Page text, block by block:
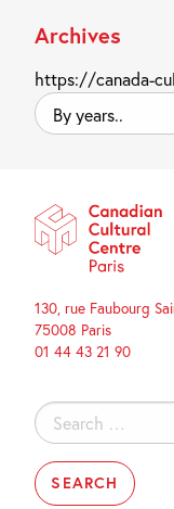
Archives
https://canada-
By
years..
130, rue Faubourg
75008 Paris
01 44 43 21 90
Search
for: